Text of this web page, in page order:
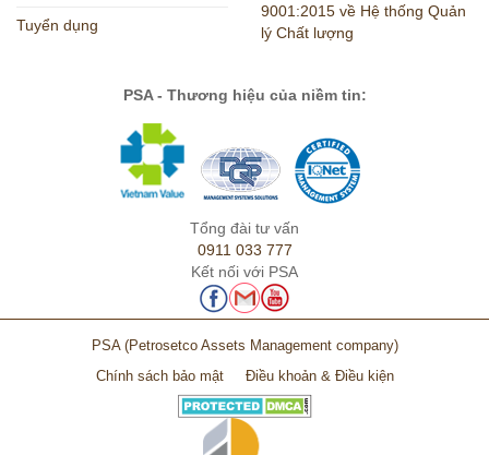
Tuyển dụng
9001:2015 về Hệ thống Quản
lý Chất lượng
PSA - Thương hiệu của niềm tin:
Tổng đài tư vấn
0911 033 777
Kết nối với PSA
PSA (Petrosetco Assets Management company)
Chính sách bảo mật
Điều khoản & Điều kiện